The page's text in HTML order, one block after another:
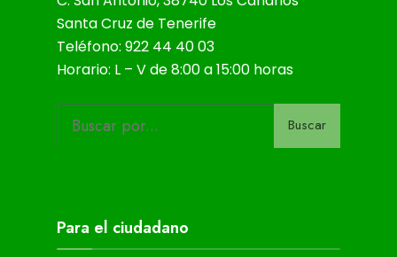
Santa Cruz de Tenerife
Teléfono: 922 44 40 03
Horario: L – V de 8:00 a 15:00 horas
Buscar
Para el ciudadano